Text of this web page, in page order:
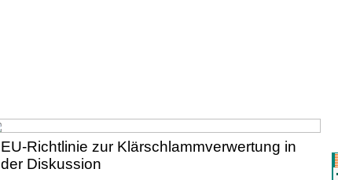
EU-Richtlinie zur Klärschlammverwertung in
der Diskussion